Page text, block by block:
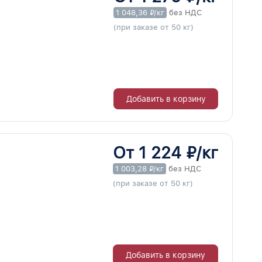
1 048,36 ₽/кг без НДС
(при заказе от 50 кг)
Добавить в корзину
От 1 224 ₽/кг
1 003,28 ₽/кг без НДС
(при заказе от 50 кг)
Добавить в корзину